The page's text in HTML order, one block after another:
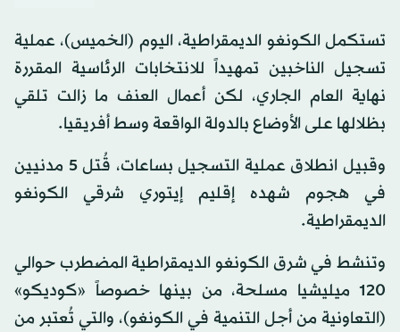
تستكمل الكونغو الديمقراطية، اليوم (الخميس)، عملية
تسجيل الناخبين تمهيداً للانتخابات الرئاسية المقررة
نهاية العام الجاري، لكن أعمال العنف ما زالت تلقي
بظلالها على الأوضاع بالدولة الواقعة وسط أفريقيا.
وقبيل انطلاق عملية التسجيل بساعات، قُتل 5 مدنيين
في هجوم شهده إقليم إيتوري شرقي الكونغو
الديمقراطية.
وتنشط في شرق الكونغو الديمقراطية المضطرب حوالي
120 ميليشيا مسلحة، من بينها خصوصاً «كوديكو»
(التعاونية من أجل التنمية في الكونغو)، والتي تُعتبر من